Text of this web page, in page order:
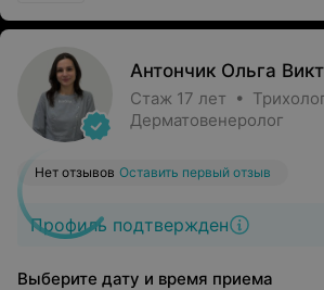
Антончик Ольга
Стаж 17 лет •
Дерматовенеролог
Профиль подтвержден
Нет отзывов Оставить первый отзыв
Выберите дату и время приема